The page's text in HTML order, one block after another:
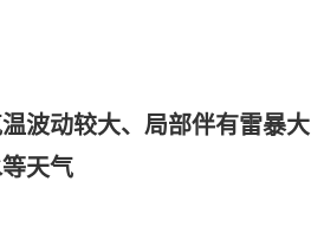
波动较大、局部伴有雷暴大
天气